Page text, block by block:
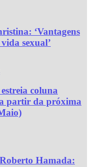
‘Vantagens
sexual’
coluna
partir da próxima
Hamada: